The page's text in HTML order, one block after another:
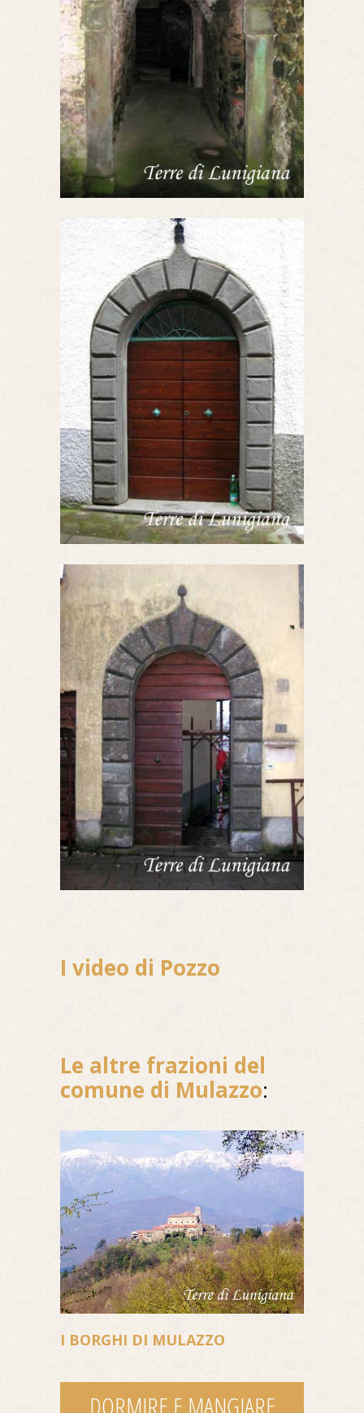
I video di Pozzo
Le altre frazioni del
comune di Mulazzo:
I BORGHI DI MULAZZO
DORMIRE E MANGIARE